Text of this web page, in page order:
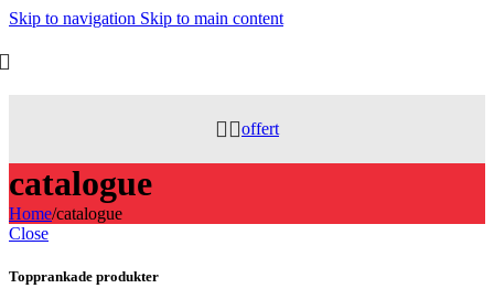
Skip to navigation Skip to main content
offert
catalogue
Home/catalogue
Close
Topprankade produkter